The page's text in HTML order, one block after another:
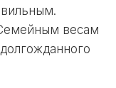
весам